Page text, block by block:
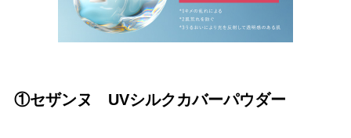
①セザンヌ UVシルクカバーパウダー